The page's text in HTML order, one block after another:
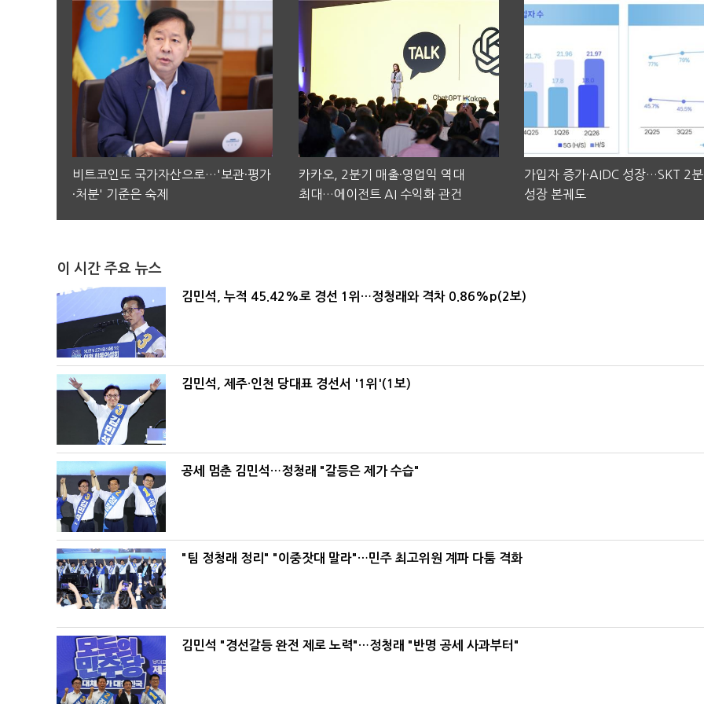
비트코인도 국가자산으로…'보관·평가
·처분' 기준은 숙제
카카오, 2분기 매출·영업익 역대
최대…에이전트 AI 수익화 관건
가입자 증가·AIDC 성장…SKT 2
성장 본궤도
이 시간 주요 뉴스
김민석, 누적 45.42%로 경선 1위…정청래와 격차 0.86%p(2보)
김민석, 제주·인천 당대표 경선서 '1위'(1보)
공세 멈춘 김민석…정청래 "갈등은 제가 수습"
"팀 정청래 정리" "이중잣대 말라"…민주 최고위원 계파 다툼 격화
김민석 "경선갈등 완전 제로 노력"…정청래 "반명 공세 사과부터"